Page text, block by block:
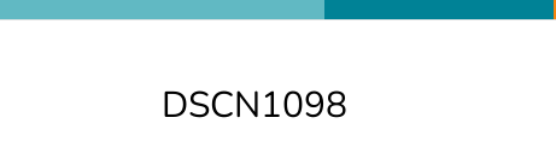
DSCN1098